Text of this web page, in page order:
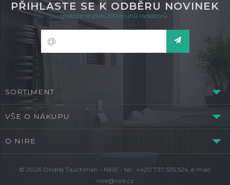
PŘIHLASTE SE K ODBĚRU NOVINEK
nabízíme přes 200 druhů radiátorů
SORTIMENT
VŠE O NÁKUPU
O NIRE
© 2026 Ondřej Tauchman - NIRE - tel.: +420 737 536 526, e-mail:
nire@nire.cz